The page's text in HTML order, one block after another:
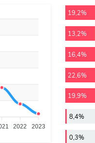
2022 2023
19,2%
13,2%
16,4%
22,6%
19,9%
8,4%
0,3%